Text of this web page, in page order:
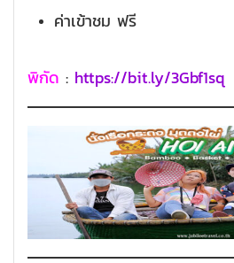
ค่าเข้าชม ฟรี
พิกัด : https://bit.ly/3Gbf1sq